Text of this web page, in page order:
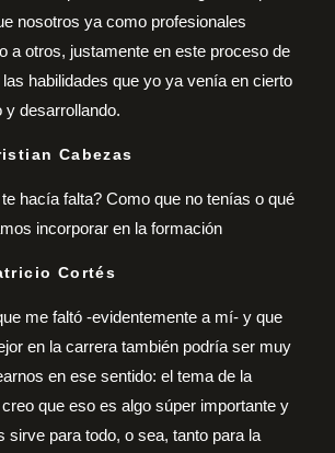
nosotros ya como profesionales
a otros, justamente en este proceso de
habilidades que yo ya venía en cierto
y desarrollando.
Cabezas
hacía falta? Como que no tenías o qué
incorporar en la formación
Cortés
me faltó -evidentemente a mí- y que
en la carrera también podría ser muy
en ese sentido: el tema de la
que eso es algo súper importante y
sirve para todo, o sea, tanto para la